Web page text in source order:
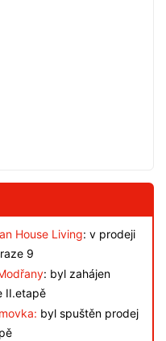
House Living: v prodeji
9
: byl zahájen
II.etapě
byl spuštěn prodej